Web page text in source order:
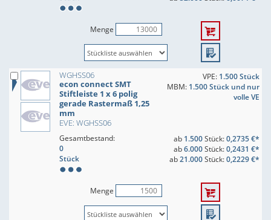
Menge
WGHSS06
econ connect SMT
Stiftleiste 1 x 6 polig
gerade Rastermaß 1,25
mm
EVE: WGHSS06
VPE: 1.500 Stück
MBM: 1.500 Stück und nur
volle VE
Gesamtbestand:
0
Stück
ab 1.500Stück:0,2735 €*
ab6.000Stück:0,2431 €*
ab21.000Stück:0,2229 €*
Menge